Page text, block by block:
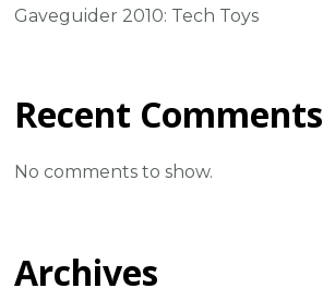
Gaveguider 2010: Tech Toys
Recent Comments
No comments to show.
Archives